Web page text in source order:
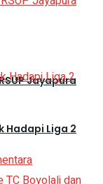
Jayapura
Hadapi Liga 2